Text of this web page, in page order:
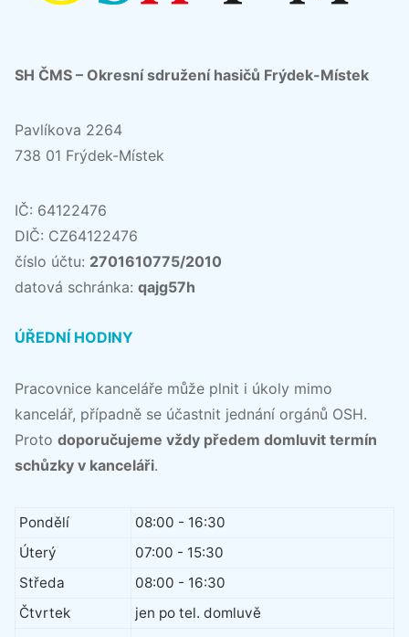
SH ČMS – Okresní sdružení hasičů Frýdek-Místek
Pavlíkova 2264
738 01 Frýdek-Místek
IČ: 64122476
DIČ: CZ64122476
číslo účtu: 2701610775/2010
datová schránka: qajg57h
ÚŘEDNÍ HODINY
Pracovnice kanceláře může plnit i úkoly mimo
kancelář, případně se účastnit jednání orgánů OSH.
Proto doporučujeme vždy předem domluvit termín
schůzky v kanceláři.
Pondělí
08:00 - 16:30
Úterý
07:00 - 15:30
Středa
08:00 - 16:30
Čtvrtek
jen po tel. domluvě